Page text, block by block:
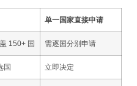
单一国家直接申请
150+ 国 需逐国分别申请
国 立即决定